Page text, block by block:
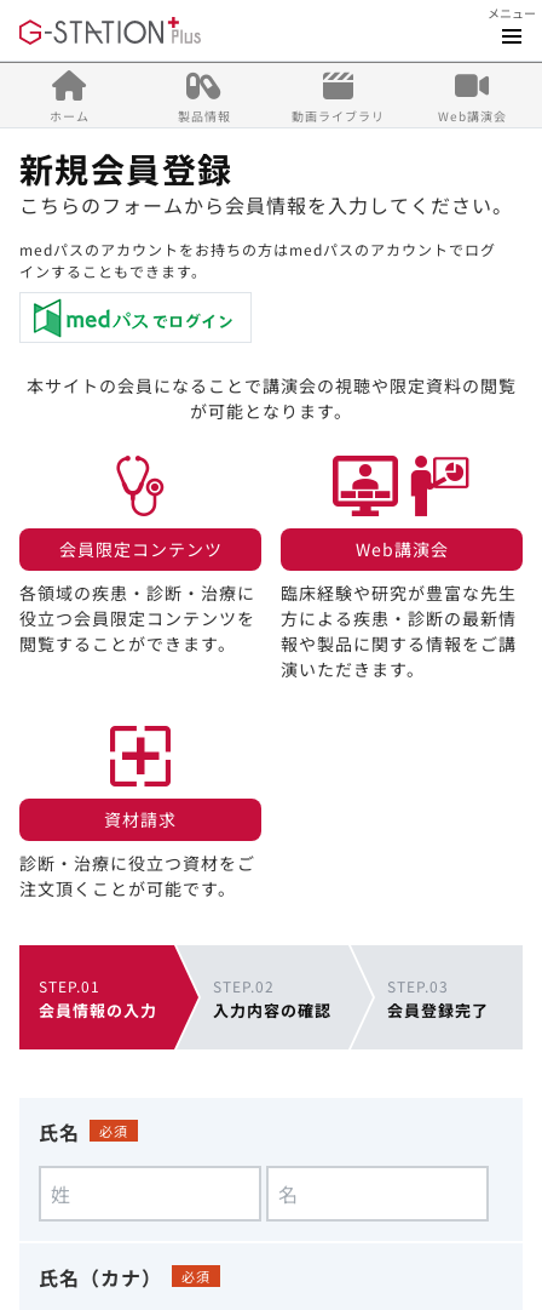
メニュー
ホーム 製品情報 動画ライブラリ Web講演会
新規会員登録
こちらのフォームから会員情報を入力してください。
medパスのアカウントをお持ちの方はmedパスのアカウントでログ
インすることもできます。
本サイトの会員になることで講演会の視聴や限定資料の閲覧
が可能となります。
会員限定コンテンツ​
各領域の疾患・診断・治療に
役立つ会員限定コンテンツを
閲覧することができます。​
Web講演会​
臨床経験や研究が豊富な先生
方による疾患・診断の最新情
報や製品に関する情報をご講
演いただきます。
資材請求​
診断・治療に役立つ資材をご
注文頂くことが可能です。
STEP.01
会員情報の入力
STEP.02
入力内容の確認
STEP.03
会員登録完了
氏名 必須
氏名（カナ） 必須